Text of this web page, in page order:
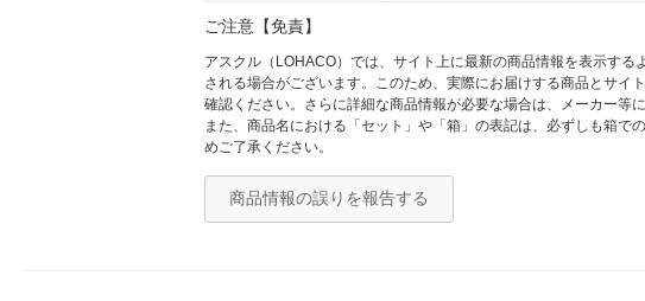
ご注意【免責】
アスクル（LOHACO）では、サイト上に最新の商品情報を表示す
される場合がございます。このため、実際にお届けする商品とサ
確認ください。さらに詳細な商品情報が必要な場合は、メーカー等
また、商品名における「セット」や「箱」の表記は、必ずしも箱
めご了承ください。
商品情報の誤りを報告する